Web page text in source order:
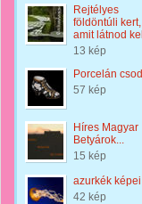
Rejtélyes
földöntúli kert,
amit látnod
13 kép
Porcelán
57 kép
Híres Magyar
Betyárok...
15 kép
azurkék képei
42 kép